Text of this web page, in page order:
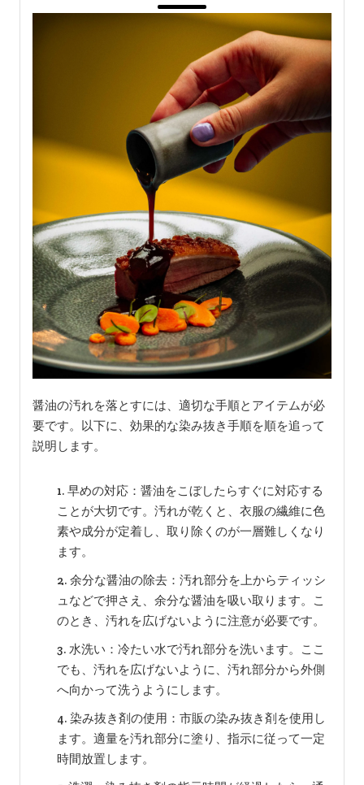
醤油の汚れを落とすには、適切な手順とアイテムが必
要です。以下に、効果的な染み抜き手順を順を追って
説明します。
早めの対応：醤油をこぼしたらすぐに対応する
ことが大切です。汚れが乾くと、衣服の繊維に色
素や成分が定着し、取り除くのが一層難しくなり
ます。
余分な醤油の除去：汚れ部分を上からティッシ
ュなどで押さえ、余分な醤油を吸い取ります。こ
のとき、汚れを広げないように注意が必要です。
水洗い：冷たい水で汚れ部分を洗います。ここ
でも、汚れを広げないように、汚れ部分から外側
へ向かって洗うようにします。
染み抜き剤の使用：市販の染み抜き剤を使用し
ます。適量を汚れ部分に塗り、指示に従って一定
時間放置します。